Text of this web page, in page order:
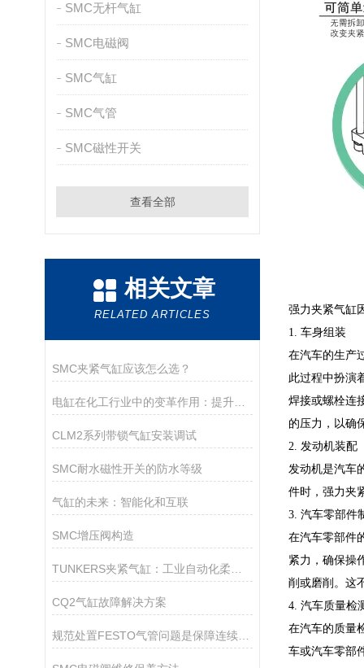
SMC无杆气缸
SMC电磁阀
SMC气缸
SMC气管
SMC磁性开关
查看全部
相关文章
RELATED ARTICLES
SMC夹紧气缸应该怎么选？
电缸在化工行业中的变革作用：提升生产效率和安全性
CLM2系列带锁气缸安装调试
SMC耐水磁性开关的防水等级
气缸的未来：智能化和互联
SMC增压阀构造
CQ2气缸故障解决方案
规范处置FESTO气管问题是保障连续供气的关键
强力夹紧气缸
1. 车身组装
在汽车的生产
此过程中扮演
焊接或螺栓连
的压力，以确
2. 发动机装配
发动机是汽车
件时，强力夹
3. 汽车零部件
在汽车零部件
紧力，确保操
削或磨削。这
4. 汽车质量检
在汽车的质量
车或汽车零部